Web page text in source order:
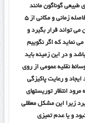
گوناگون مانند
جنگل، کوه، دریا، جزیره و کویر، و .. با کمترین فاصله زمانی و مکانی از ۵
می تواند قرار بگیرد و
نماید که اگر نگوییم
و در این زمینه باید
نقلیه عمومی از روی
و رعایت پاکیزگی
انتظار توریستهای
زیرا این مشکل معظلی
و یا عدم تمیزی